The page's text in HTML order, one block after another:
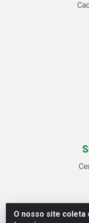
O nosso site coleta
Linhavix